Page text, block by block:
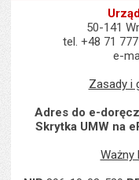
50-141
tel. +48 71
e-
Zasady i
Adres do e-
Skrytka UMW na
Ważny